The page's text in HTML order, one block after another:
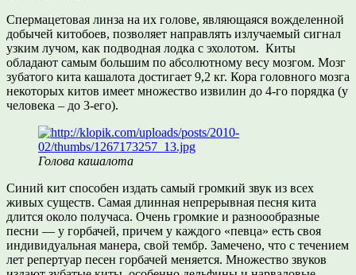
Спермацетовая линза на их голове, являющаяся вожделенной
добычей китобоев, позволяет направлять излучаемый сигнал
узким лучом, как подводная лодка с эхолотом. Киты
обладают самым большим по абсолютному весу мозгом. Мозг
зубатого кита кашалота достигает 9,2 кг. Кора головного мозга
некоторых китов имеет множество извилин до 4-го порядка (у
человека – до 3-его).
Голова кашалота
Синий кит способен издать самый громкий звук из всех
живых существ. Самая длинная непрерывная песня кита
длится около получаса. Очень громкие и разноообразные
песни — у горбачей, причем у каждого «певца» есть своя
индивидуальная манера, свой тембр. Замечено, что с течением
лет репертуар песен горбачей меняется. Множество звуков